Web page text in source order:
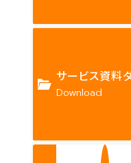
サービス資料
Download